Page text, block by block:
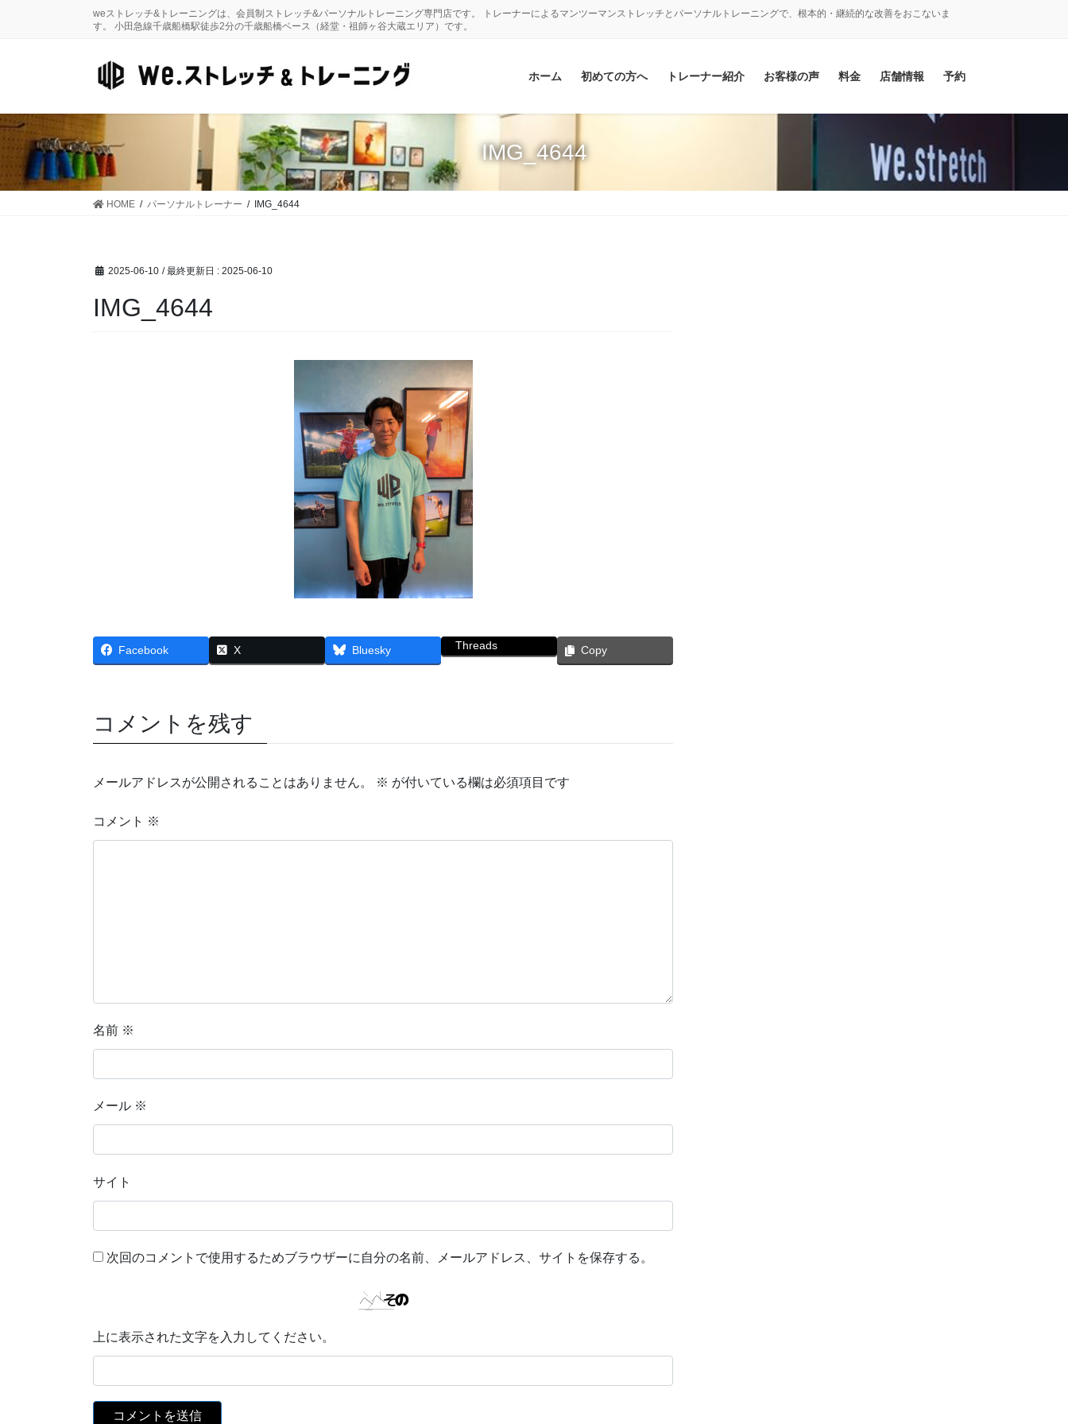
移
動
ン
に
weストレッチ&トレーニングは、会員制ストレッチ&パーソナルトレーニング専門店です。 トレーナーによるマンツーマンストレッチとパーソナルトレーニングで、根本的・継続的な改善をおこないま
す。 小田急線千歳船橋駅徒歩2分の千歳船橋ベース（経堂・祖師ヶ谷大蔵エリア）です。
ホーム 初めての方へ トレーナー紹介 お客様の声 料金 店舗情報 予約
IMG_4644
HOME パーソナルトレーナー IMG_4644
2025-06-10 / 最終更新日 : 2025-06-10
IMG_4644
Facebook X Bluesky Threads Copy
コメントを残す
メールアドレスが公開されることはありません。 ※ が付いている欄は必須項目です
コメント ※
名前 ※
メール ※
サイト
次回のコメントで使用するためブラウザーに自分の名前、メールアドレス、サイトを保存する。
上に表示された文字を入力してください。